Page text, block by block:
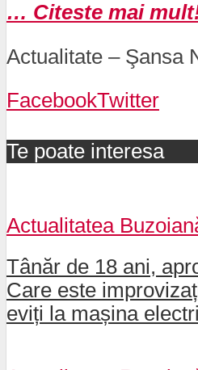
… Citeste mai
Actualitate – Şansa
FacebookTwitter
Te poate interesa
Actualitatea
Tânăr de 18 ani,
Care este
eviți la mașina